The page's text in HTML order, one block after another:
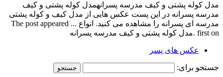
مدل کوله پشتی و کیف مدرسه پسرانهمدل کوله پشتی و کیف
مدرسه پسرانه در این پست عکس هایی از مدل کیف و کوله پشتی
مدرسه ای پسرانه را مشاهده می کنید. انواع ... The post appeared
first on .مدل کوله پشتی و کیف مدرسه پسرانه
عکس های پسر
جستجو برای: